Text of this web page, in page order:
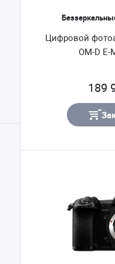
Цифровой
OM-D E-
189